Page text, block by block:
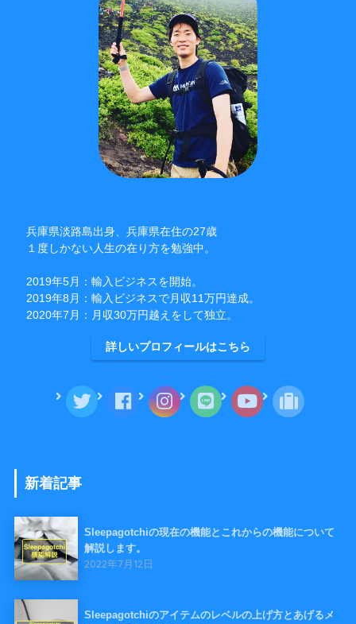
兵庫県淡路島出身、兵庫県在住の27歳
１度しかない人生の在り方を勉強中。
2019年5月：輸入ビジネスを開始。
2019年8月：輸入ビジネスで月収11万円達成。
2020年7月：月収30万円越えをして独立。
詳しいプロフィールはこちら
新着記事
Sleepagotchiの現在の機能とこれからの機能について
解説します。
2022年7月12日
Sleepagotchiのアイテムのレベルの上げ方とあげるメ